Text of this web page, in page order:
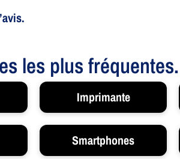
les plus fréquentes.
Imprimante
Smartphones